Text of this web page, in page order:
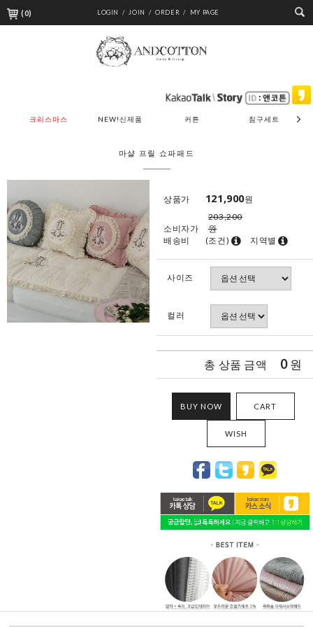
(0) LOGIN / JOIN / ORDER / MY PAGE
크리스마스 NEW!신제품 커튼 침구세트
마샬 프릴 쇼파패드
상품가 121,900원
소비자가
203,200
원
배송비
(조건) 지역별
사이즈
컬러
총 상품 금액 0 원
BUY NOW CART
WISH